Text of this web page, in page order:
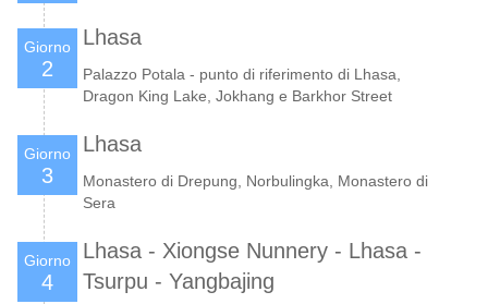
Giorno
2
Lhasa
Palazzo Potala - punto di riferimento di Lhasa,
Dragon King Lake, Jokhang e Barkhor Street
Giorno
3
Lhasa
Monastero di Drepung, Norbulingka, Monastero di
Sera
Giorno
4
Lhasa - Xiongse Nunnery - Lhasa -
Tsurpu - Yangbajing